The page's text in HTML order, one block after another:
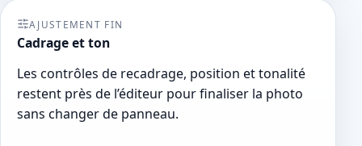
AJUSTEMENT FIN
Cadrage et ton
Les contrôles de recadrage, position et tonalité
restent près de l’éditeur pour finaliser la photo
sans changer de panneau.